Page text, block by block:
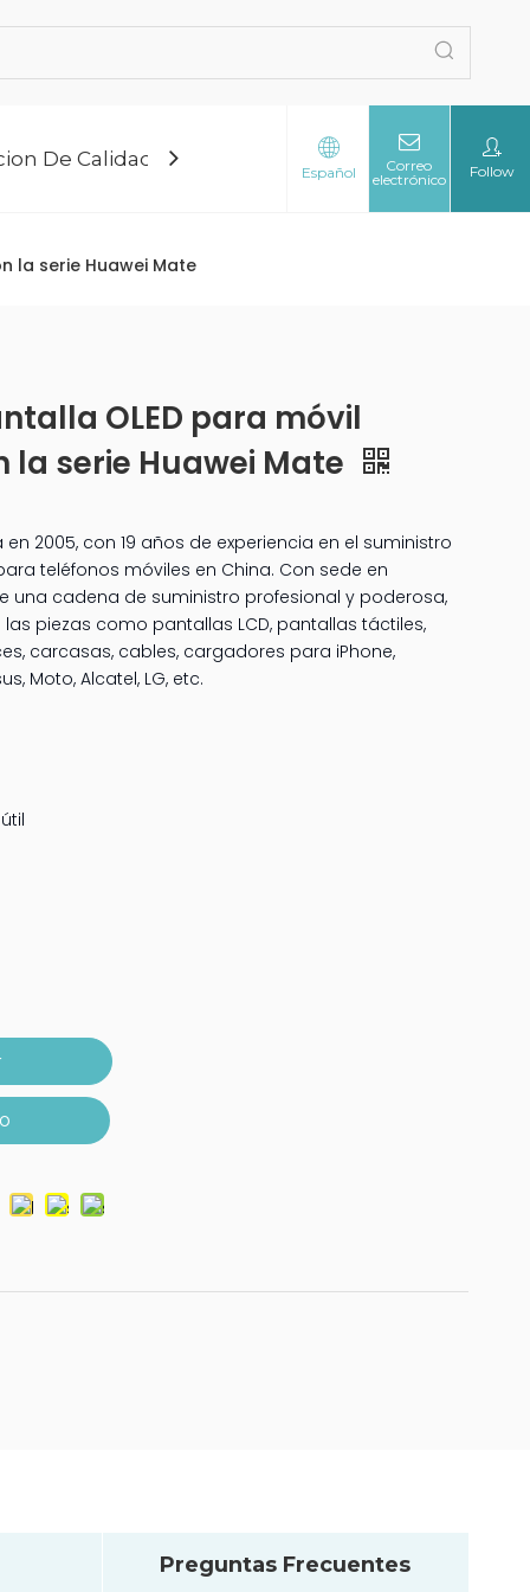
De Calidad Sobre Nosotros
Español
Correo
electrónico
Follow
la serie Huawei Mate
OLED para móvil
serie Huawei Mate
en 2005, con 19 años de experiencia en el suministro
teléfonos móviles en China. Con sede en
una cadena de suministro profesional y poderosa,
piezas como pantallas LCD, pantallas táctiles,
carcasas, cables, cargadores para iPhone,
Moto, Alcatel, LG, etc.
Preguntas Frecuentes